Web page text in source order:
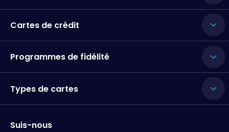
Cartes de crédit
Programmes de fidélité
Types de cartes
Suis-nous